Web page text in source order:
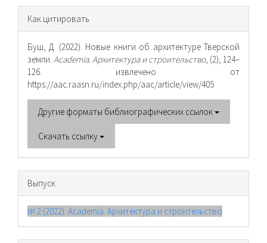
Информация
о статье
Как цитировать
Буш, Д. (2022). Новые книги об архитектуре Тверской
земли. Academia. Архитектура и строительство, (2), 124–
126. извлечено от
https://aac.raasn.ru/index.php/aac/article/view/405
Другие форматы библиографических ссылок
Скачать ссылку
Выпуск
№ 2 (2022): Academia. Архитектура и строительство